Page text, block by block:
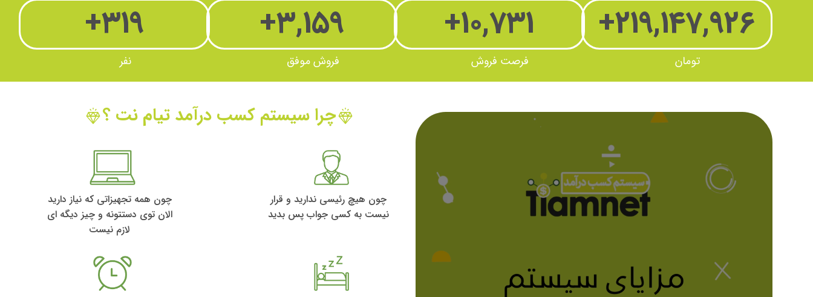
219,147,926
+
تومان
10,731
+
فرصت فروش
3,159
+
فروش موفق
319
+
نفر
چرا سیستم کسب درآمد تیام نت ؟
چون هیچ رئیسی ندارید و قرار
نیست به کسی جواب پس بدید
چون همه تجهیزاتی که نیاز دارید
الان توی دستتونه و چیز دیگه ای
لازم نیست